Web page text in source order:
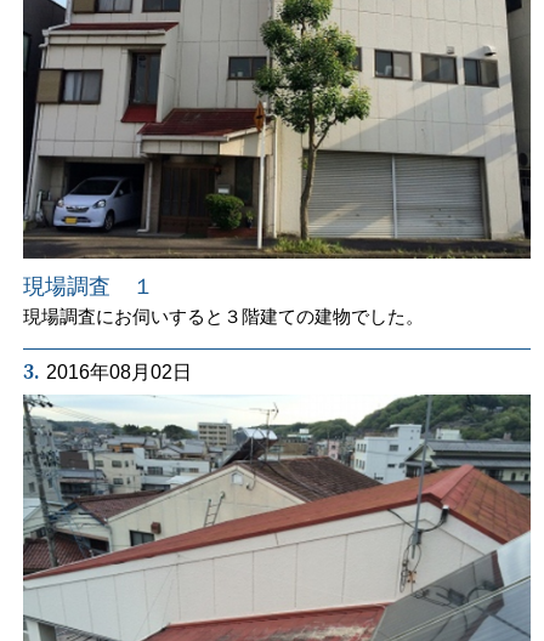
現場調査 １
現場調査にお伺いすると３階建ての建物でした。
3. 2016年08月02日